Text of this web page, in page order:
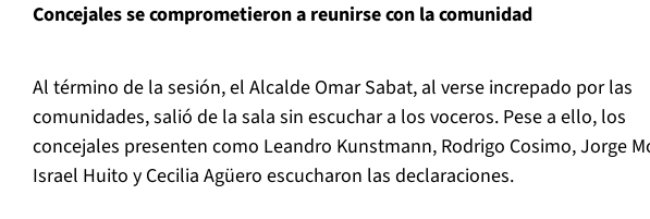
Concejales se comprometieron a reunirse con la comunidad
Al término de la sesión, el Alcalde Omar Sabat, al verse increpado por las
comunidades, salió de la sala sin escuchar a los voceros. Pese a ello, los
concejales presenten como Leandro Kunstmann, Rodrigo Cosimo, Jorge
Israel Huito y Cecilia Agüero escucharon las declaraciones.